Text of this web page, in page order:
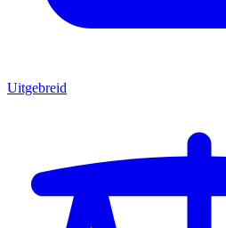
Uitgebreid